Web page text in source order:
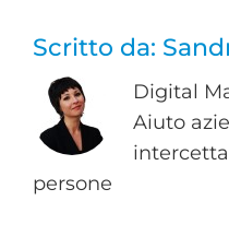
Scritto da:
Digital
Aiuto
persone